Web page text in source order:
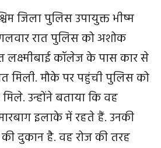
जिला पुलिस उपायुक्त भीष्म
रात पुलिस को अशोक
लक्ष्मीबाई कॉलेज के पास कार से
मिली. मौके पर पहुंची पुलिस को
उन्होंने बताया कि वह
इलाके में रहते हैं. उनकी
दुकान है. वह रोज की तरह